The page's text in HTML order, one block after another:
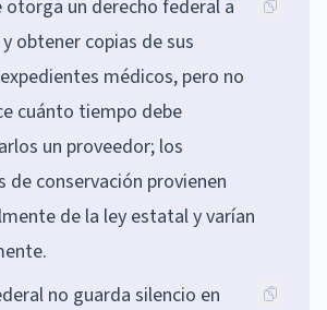
otorga un derecho federal a
obtener copias de sus
médicos, pero no
cuánto tiempo debe
un proveedor; los
de conservación provienen
de la ley estatal y varían
no guarda silencio en